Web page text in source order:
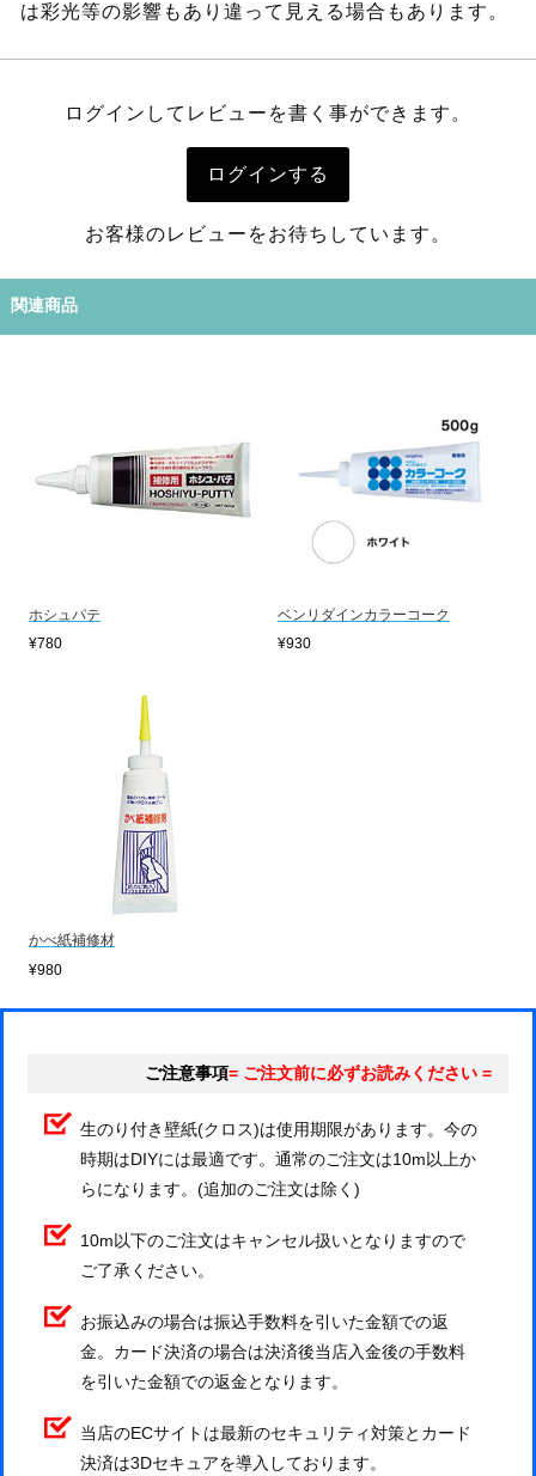
は彩光等の影響もあり違って見える場合もあります。
ログインしてレビューを書く事ができます。
ログインする
お客様のレビューをお待ちしています。
関連商品
ホシュパテ
¥780
ベンリダインカラーコーク
¥930
かべ紙補修材
¥980
ご注意事項= ご注文前に必ずお読みください =
生のり付き壁紙(クロス)は使用期限があります。今の
時期はDIYには最適です。通常のご注文は10m以上か
らになります。(追加のご注文は除く)
10m以下のご注文はキャンセル扱いとなりますので
ご了承ください。
お振込みの場合は振込手数料を引いた金額での返
金。カード決済の場合は決済後当店入金後の手数料
を引いた金額での返金となります。
当店のECサイトは最新のセキュリティ対策とカード
決済は3Dセキュアを導入しております。